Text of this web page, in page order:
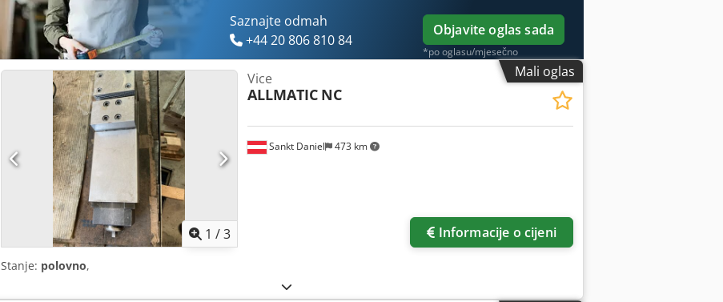
Saznajte odmah
+44 20 806 810 84
Objavite oglas sada
*po oglasu/mjesečno
Mali oglas
1 /3
Sankt Daniel 473 km
Vice
ALLMATIC NC
Informacije o cijeni
Stanje: polovno,